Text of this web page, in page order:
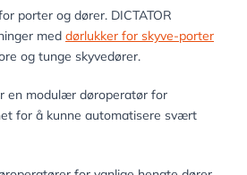
porter og dører. DICTATOR
med dørlukker for skyve-porter
og tunge skyvedører.
en modulær døroperatør for
for å kunne automatisere svært